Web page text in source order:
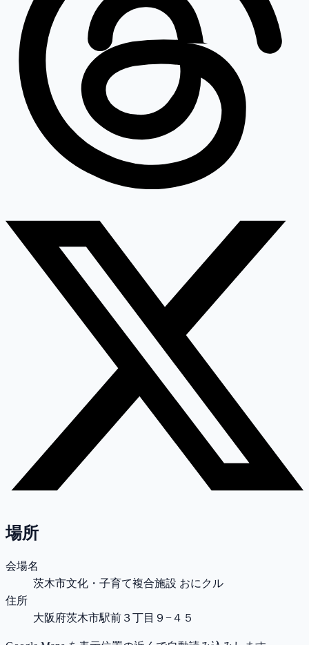
場所
会場名
茨木市文化・子育て複合施設 おにクル
住所
大阪府茨木市駅前３丁目９−４５